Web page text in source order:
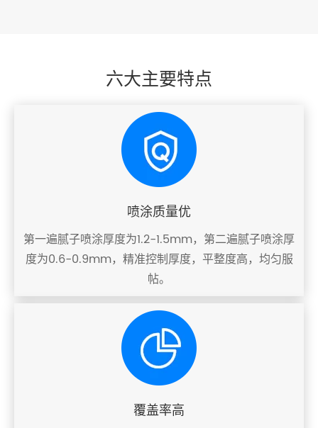
六大主要特点
喷涂质量优
第一遍腻子喷涂厚度为1.2-1.5mm，第二遍腻子喷涂厚
度为0.6-0.9mm，精准控制厚度，平整度高，均匀服
帖。
覆盖率高